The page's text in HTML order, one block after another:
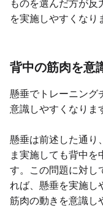
ものを選んだ方が
を実施しやすくなり
背中の筋肉を意
懸垂でトレーニング
意識しやすくなりま
懸垂は前述した通り
ま実施しても背中を
す。この問題に対し
れば、懸垂を実施し
筋肉の動きを意識し